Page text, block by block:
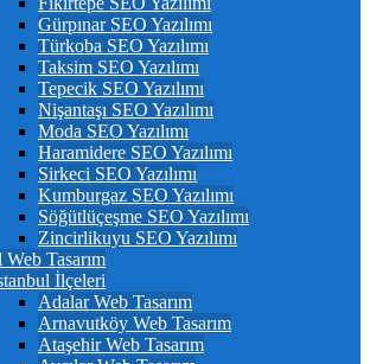
Gürpınar SEO Yazılımı
Türkoba SEO Yazılımı
Taksim SEO Yazılımı
Tepecik SEO Yazılımı
Nişantaşı SEO Yazılımı
Moda SEO Yazılımı
Haramidere SEO Yazılımı
Sirkeci SEO Yazılımı
Kumburgaz SEO Yazılımı
Söğütlüçeşme SEO Yazılımı
Zincirlikuyu SEO Yazılımı
Tasarım
İlçeleri
Adalar Web Tasarım
Arnavutköy Web Tasarım
Ataşehir Web Tasarım